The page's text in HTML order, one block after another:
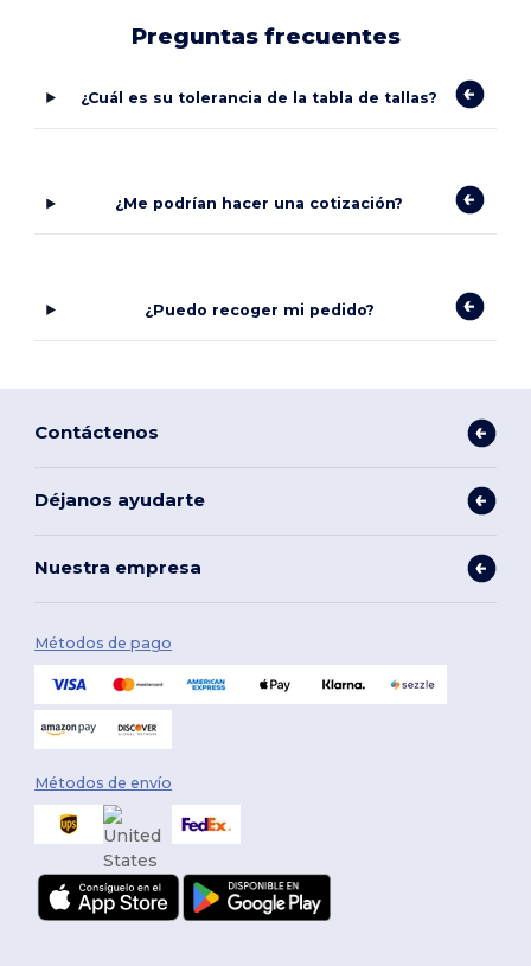
Preguntas frecuentes
¿Cuál es su tolerancia de la tabla de tallas?
¿Me podrían hacer una cotización?
¿Puedo recoger mi pedido?
Contáctenos
Déjanos ayudarte
Nuestra empresa
Métodos de pago
Métodos de envío